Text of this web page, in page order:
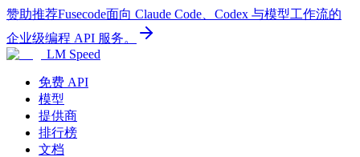
赞助推荐Fusecode面向 Claude Code、Codex 与模型工作流的
企业级编程 API 服务。
LM Speed
免费 API
模型
提供商
排行榜
文档